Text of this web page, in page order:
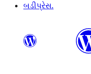
બડીપ્રેસ.